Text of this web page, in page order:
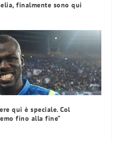
finalmente sono qui
qui è speciale. Col
fino alla fine”